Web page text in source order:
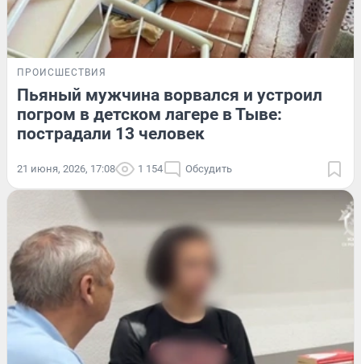
ПРОИСШЕСТВИЯ
Пьяный мужчина ворвался и устроил
погром в детском лагере в Тыве:
пострадали 13 человек
21 июня, 2026, 17:08 1 154 Обсудить